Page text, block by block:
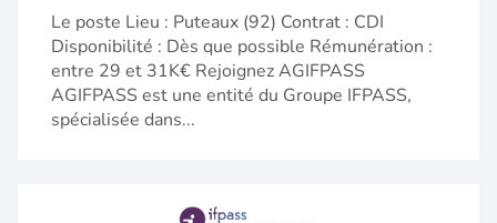
Le poste Lieu : Puteaux (92) Contrat : CDI
Disponibilité : Dès que possible Rémunération :
entre 29 et 31K€ Rejoignez AGIFPASS
AGIFPASS est une entité du Groupe IFPASS,
spécialisée dans...